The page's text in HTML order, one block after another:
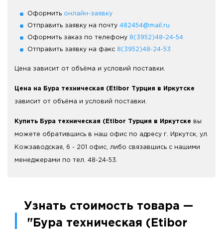
Оформить онлайн-заявку
Отправить заявку на почту482454@mail.ru
Оформить заказ по телефону 8(3952)48-24-54
Отправить заявку на факс 8(3952)48-24-53
Цена зависит от объёма и условий поставки.
Цена на Бура техническая (Etibor Турция в Иркутске
зависит от объёма и условий поставки.
Купить Бура техническая (Etibor Турция в Иркутске вы
можете обратившись в наш офис по адресу г. Иркутск, ул.
Кожзаводская, 6 - 201 офис, либо связавшись с нашими
менеджерами по тел. 48-24-53.
Узнать стоимость товара —
"Бура техническая (Etibor